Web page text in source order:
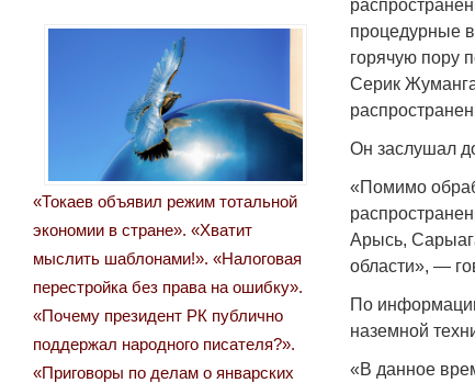
процедурные
горячую пору
Серик
Он заслушал
«Помимо
Арысь,
области», —
По
наземной
«В данное
«Токаев объявил режим тотальной
экономии в стране». «Хватит
мыслить шаблонами!». «Налоговая
перестройка без права на ошибку».
«Почему президент РК публично
поддержал народного писателя?».
«Приговоры по делам о январских